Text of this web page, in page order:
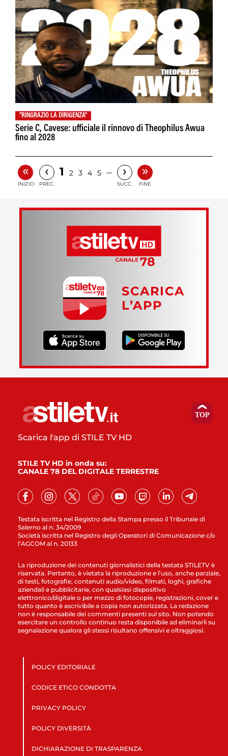
"RINGRAZIO LA DIRIGENZA"
Serie C, Cavese: ufficiale il rinnovo di Theophilus Awua
fino al 2028
«
INIZIO
‹
PREC.
1 2 3 4 5 … ›
SUCC.
»
FINE
SCARICA
L’APP
Testata iscritta nel Registro della Stampa presso il Tribunale di
Salerno al n. 34/2009
Società iscritta nel Registro degli Operatori di Comunicazione c/o
l’AGCOM al n. 20133
Scarica l'app di STILE TV HD
STILE TV HD in onda su:
CANALE 78 DEL DIGITALE TERRESTRE
La riproduzione dei contenuti giornalistici della testata STILETV è
riservata. Pertanto, è vietata la riproduzione e l’uso, anche parziale,
di testi, fotografie, contenuti audio/video, filmati, loghi, grafiche
aziendali e pubblicitarie, con qualsiasi dispositivo
elettronico/digitale o per mezzo di fotocopie, registrazioni, cover e
tutto quanto è ascrivibile a copia non autorizzata. La redazione
non è responsabile dei commenti presenti sul sito. Non potendo
esercitare un controllo continuo resta disponibile ad eliminarli su
segnalazione qualora gli stessi risultano offensivi e oltraggiosi.
POLICY EDITORIALE
CODICE ETICO CONDOTTA
PRIVACY POLICY
POLICY DIVERSITÀ
DICHIARAZIONE DI TRASPARENZA